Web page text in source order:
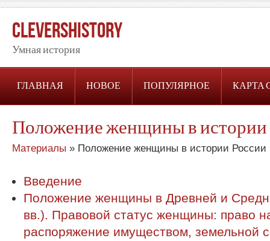
CleversHistory
Умная история
ГЛАВНАЯ НОВОЕ ПОПУЛЯРНОЕ КАРТА
Положение женщины в истории
Материалы » Положение женщины в истории России
Введение
Положение женщины в Древней и
вв.). Правовой статус женщины: право
распоряжение имуществом, земельной